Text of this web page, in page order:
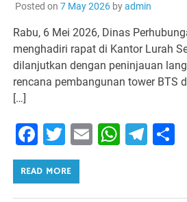
Posted on 7 May 2026byadmin
Rabu, 6 Mei 2026, Dinas
menghadiri rapat di Kantor Lurah
dilanjutkan dengan peninjauan
rencana pembangunan tower BTS
[…]
Facebook
Twitter
Email
READ MORE